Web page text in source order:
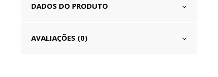
DADOS DO PRODUTO
AVALIAÇÕES (0)